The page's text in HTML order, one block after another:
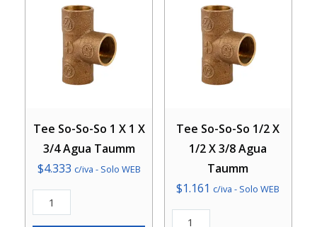
Tee So-So-So 1 X 1 X
3/4 Agua Taumm
$4.333 c/iva - Solo WEB
Tee
So-
Tee So-So-So 1/2 X
1/2 X 3/8 Agua
Taumm
$1.161 c/iva - Solo WEB
Tee